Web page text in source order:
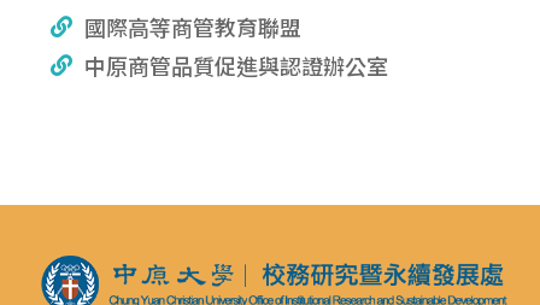
國際高等商管教育聯盟
中原商管品質促進與認證辦公室